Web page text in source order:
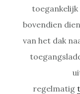
bovendien
van het dak
regelmatig